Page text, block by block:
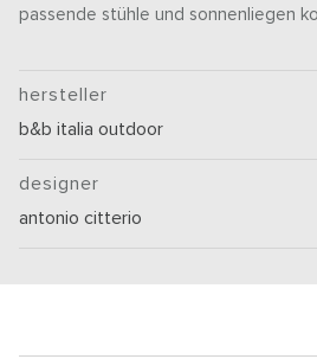
passende stühle und sonnenliegen
hersteller
b&b italia outdoor
designer
antonio citterio